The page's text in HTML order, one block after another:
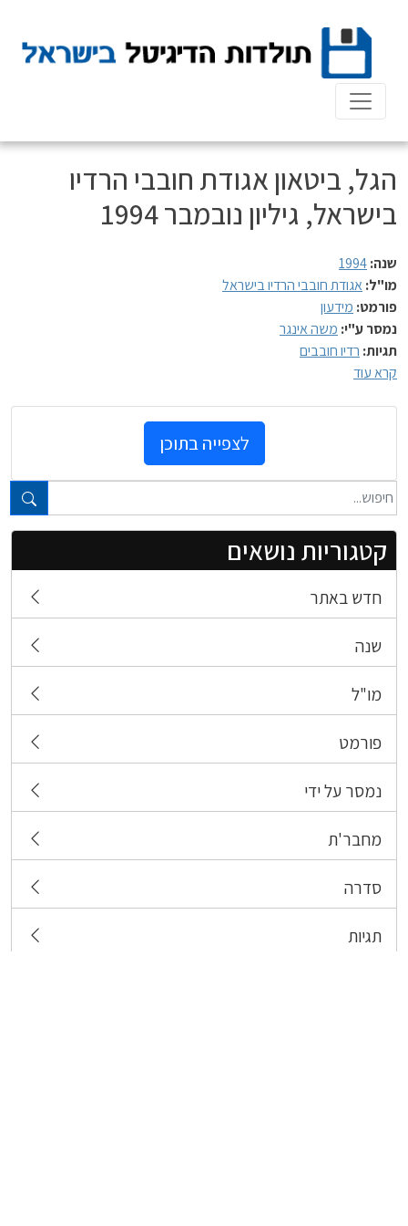
content
טקסט חופשי...
קטגוריות נושאים
חדש באתר
שנה
מו"ל
פורמט
נמסר על ידי
מחבר'ת
סדרה
תגיות
הגל, ביטאון אגודת חובבי הרדיו
בישראל, גיליון נובמבר 1994
שנה:1994
מו"ל: אגודת חובבי הרדיו בישראל
פורמט: מידעון
נמסר ע"י: משה אינגר
תגיות: רדיו חובבים
קרא עוד
לצפייה בתוכן